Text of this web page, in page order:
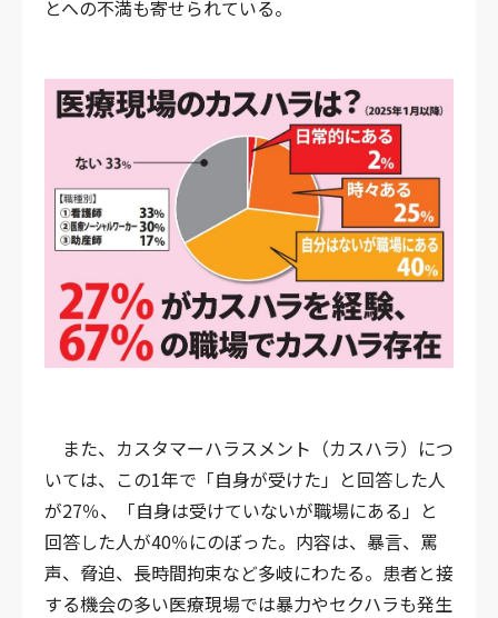
とへの不満も寄せられている。
また、カスタマーハラスメント（カスハラ）につ
いては、この1年で「自身が受けた」と回答した人
が27％、「自身は受けていないが職場にある」と
回答した人が40％にのぼった。内容は、暴言、罵
声、脅迫、長時間拘束など多岐にわたる。患者と接
する機会の多い医療現場では暴力やセクハラも発生